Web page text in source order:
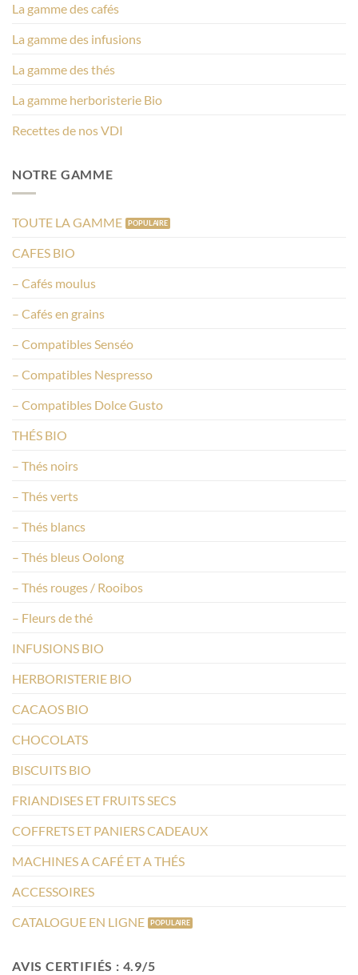
La gamme des cafés
La gamme des infusions
La gamme des thés
La gamme herboristerie Bio
Recettes de nos VDI
NOTRE GAMME
TOUTE LA GAMME
CAFES BIO
– Cafés moulus
– Cafés en grains
– Compatibles Senséo
– Compatibles Nespresso
– Compatibles Dolce Gusto
THÉS BIO
– Thés noirs
– Thés verts
– Thés blancs
– Thés bleus Oolong
– Thés rouges / Rooibos
– Fleurs de thé
INFUSIONS BIO
HERBORISTERIE BIO
CACAOS BIO
CHOCOLATS
BISCUITS BIO
FRIANDISES ET FRUITS SECS
COFFRETS ET PANIERS CADEAUX
MACHINES A CAFÉ ET A THÉS
ACCESSOIRES
CATALOGUE EN LIGNE
AVIS CERTIFIÉS : 4.9/5